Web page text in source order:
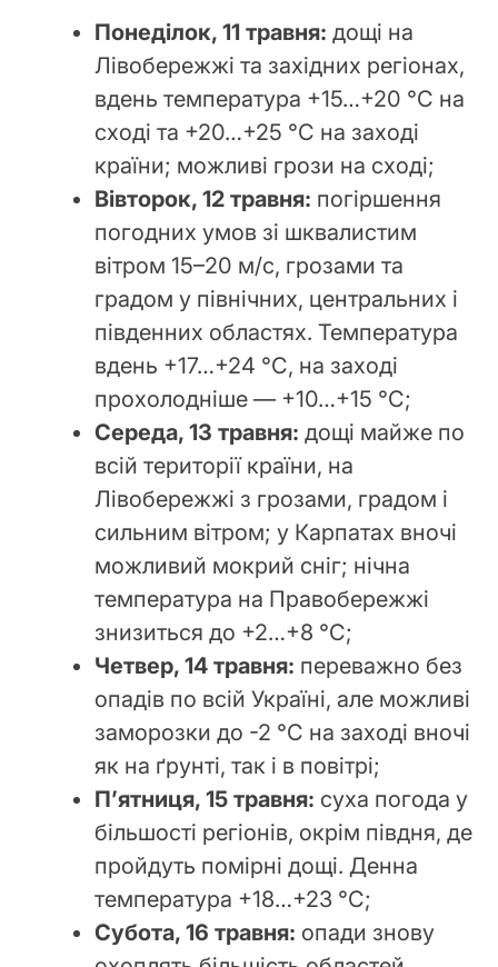
Понеділок, 11 травня: дощі на
Лівобережжі та західних регіонах,
вдень температура +15…+20 °С на
сході та +20…+25 °С на заході
країни; можливі грози на сході;
Вівторок, 12 травня: погіршення
погодних умов зі шквалистим
вітром 15–20 м/с, грозами та
градом у північних, центральних і
південних областях. Температура
вдень +17…+24 °С, на заході
прохолодніше — +10…+15 °С;
Середа, 13 травня: дощі майже по
всій території країни, на
Лівобережжі з грозами, градом і
сильним вітром; у Карпатах вночі
можливий мокрий сніг; нічна
температура на Правобережжі
знизиться до +2…+8 °С;
Четвер, 14 травня: переважно без
опадів по всій Україні, але можливі
заморозки до -2 °С на заході вночі
як на ґрунті, так і в повітрі;
П’ятниця, 15 травня: суха погода у
більшості регіонів, окрім півдня, де
пройдуть помірні дощі. Денна
температура +18…+23 °С;
Субота, 16 травня: опади знову